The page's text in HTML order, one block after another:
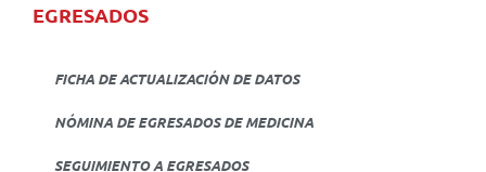
EGRESADOS
FICHA DE ACTUALIZACIÓN DE DATOS
NÓMINA DE EGRESADOS DE MEDICINA
SEGUIMIENTO A EGRESADOS